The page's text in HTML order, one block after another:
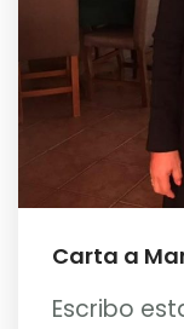
Carta a
Escribo